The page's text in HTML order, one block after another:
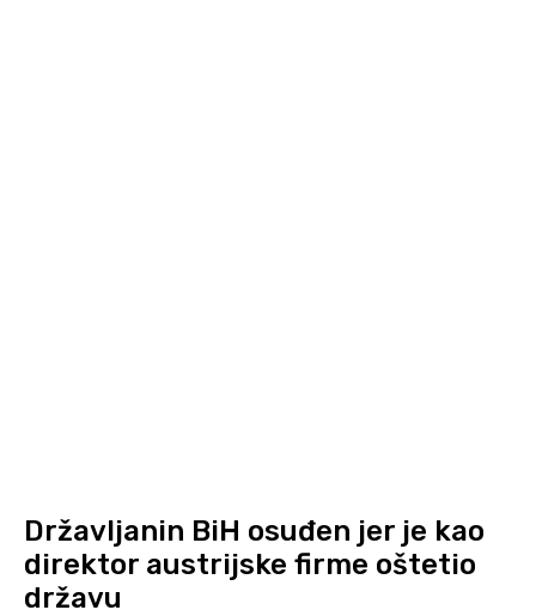
Državljanin BiH osuđen jer je kao
direktor austrijske firme oštetio
državu